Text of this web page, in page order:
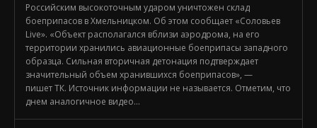
Российским высокоточным ударом уничтожен склад
боеприпасов в Хмельницком. Об этом сообщает «Соловьев
Live». «Объект располагался вблизи аэродрома, на его
территории хранились авиационные боеприпасы западного
образца. Сильная вторичная детонация подтверждает
значительный объем хранившихся боеприпасов», —
пишет ТК. Источник информации не называется. Отметим, что
днем аналогичное видео...